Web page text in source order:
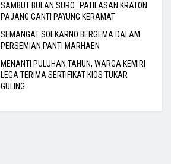
SAMBUT BULAN SURO.. PATILASAN KRATON
PAJANG GANTI PAYUNG KERAMAT
SEMANGAT SOEKARNO BERGEMA DALAM
PERSEMIAN PANTI MARHAEN
MENANTI PULUHAN TAHUN, WARGA KEMIRI
LEGA TERIMA SERTIFIKAT KIOS TUKAR
GULING